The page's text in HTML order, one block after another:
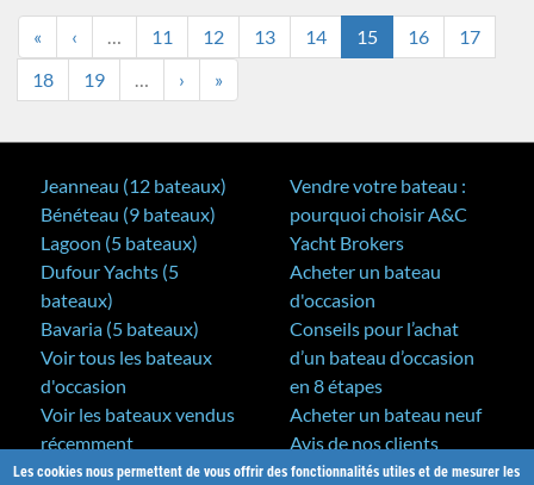
Les cookies nous permettent de vous offrir des fonctionnalités utiles et de mesurer les
« ‹ … 11 12 13 14 15 16
17
18
19 … › »
Jeanneau (12 bateaux)
Bénéteau (9 bateaux)
Lagoon (5 bateaux)
Dufour Yachts (5
bateaux)
Bavaria (5 bateaux)
Voir tous les bateaux
d'occasion
Voir les bateaux vendus
récemment
Vendre votre bateau :
pourquoi choisir A&C
Yacht Brokers
Acheter un bateau
d'occasion
Conseils pour l’achat
d’un bateau d’occasion
en 8 étapes
Acheter un bateau neuf
Avis de nos clients